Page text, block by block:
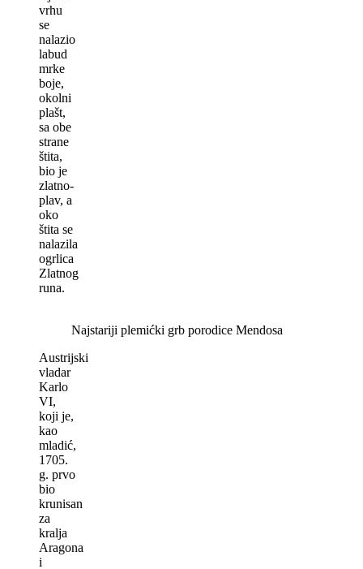
vrhu
se
nalazio
labud
mrke
boje,
okolni
plašt,
sa obe
strane
štita,
bio je
zlatno-
plav, a
oko
štita se
nalazila
ogrlica
Zlatnog
runa.
Najstariji plemićki grb porodice Mendosa
Austrijski
vladar
Karlo
VI,
koji je,
kao
mladić,
1705.
g. prvo
bio
krunisan
za
kralja
Aragona
i